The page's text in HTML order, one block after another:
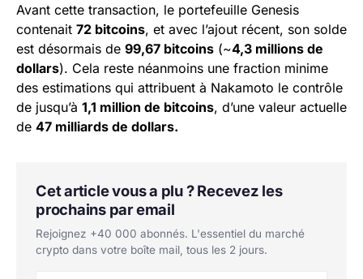
Avant cette transaction, le portefeuille Genesis
contenait 72 bitcoins, et avec l’ajout récent, son solde
est désormais de 99,67 bitcoins (~4,3 millions de
dollars). Cela reste néanmoins une fraction minime
des estimations qui attribuent à Nakamoto le contrôle
de jusqu’à 1,1 million de bitcoins, d’une valeur actuelle
de 47 milliards de dollars.
Cet article vous a plu ? Recevez les
prochains par email
Rejoignez +40 000 abonnés. L'essentiel du marché
crypto dans votre boîte mail, tous les 2 jours.